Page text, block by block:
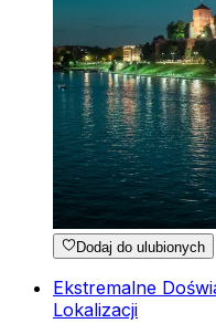
Dodaj do ulubionych
Ekstremalne
Lokalizacji